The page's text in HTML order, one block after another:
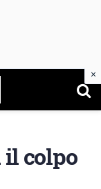
colpo
×